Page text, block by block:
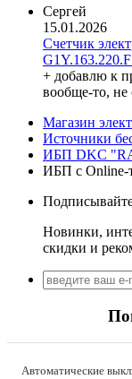
Haupa
HD Hyundai
Hemstedt
Horoz Electric
Huawei
Install Group
IPmall
JA SOLAR
Kanlux
Katko
KNIPEX
Kopos (Чехия)
LogicPower
LuxPower
Сергей
15.01.2026
Счетчик
+ добавлю к
вообще-то, не
Магазин
Источники
ИБП DKC
ИБП с Online-
Новинки,
скидки и
Автоматические